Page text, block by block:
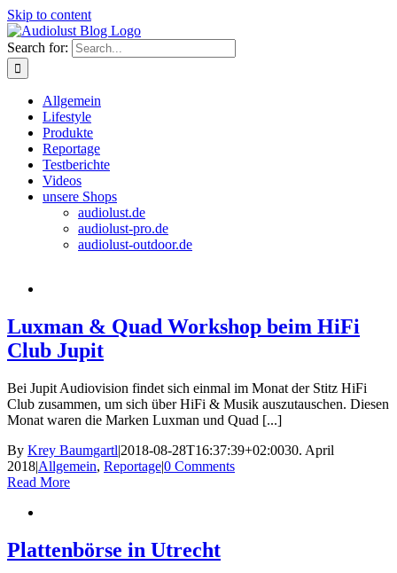
Skip to content
Search for:
Allgemein
Lifestyle
Produkte
Reportage
Testberichte
Videos
unsere Shops
audiolust.de
audiolust-pro.de
audiolust-outdoor.de
Luxman & Quad Workshop beim HiFi
Club Jupit
Bei Jupit Audiovision findet sich einmal im Monat der Stitz HiFi
Club zusammen, um sich über HiFi & Musik auszutauschen. Diesen
Monat waren die Marken Luxman und Quad [...]
By Krey Baumgartl|2018-08-28T16:37:39+02:0030. April
2018|Allgemein, Reportage|0 Comments
Read More
Plattenbörse in Utrecht